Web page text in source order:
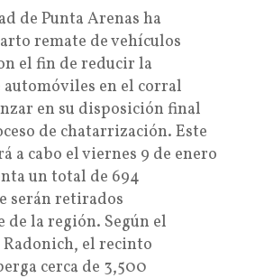
de Punta Arenas ha
remate de vehículos
el fin de reducir la
automóviles en el corral
en su disposición final
de chatarrización. Este
a cabo el viernes 9 de enero
un total de 694
serán retirados
la región. Según el
el recinto
cerca de 3,500